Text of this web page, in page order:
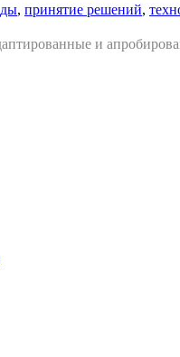
, принятие решений,
и